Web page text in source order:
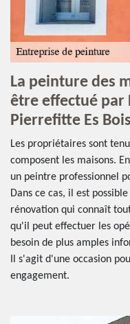
La peinture des
être effectué par
Pierrefitte Es
Les propriétaires sont
composent les maisons.
un peintre professionnel
Dans ce cas, il est
rénovation qui connaît
qu'il peut effectuer les
besoin de plus amples
Il s'agit d'une occasion
engagement.